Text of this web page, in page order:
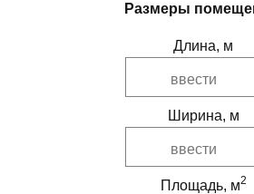
Размеры
Длина, м
Ширина, м
Площадь, м2